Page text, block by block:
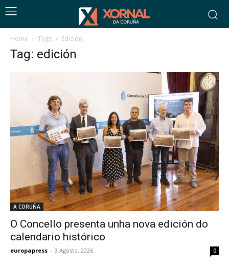
Home Tags Edición
Tag: edición
A CORUÑA
O Concello presenta unha nova edición do
calendario histórico
europapress - 3 Agosto, 2026 0